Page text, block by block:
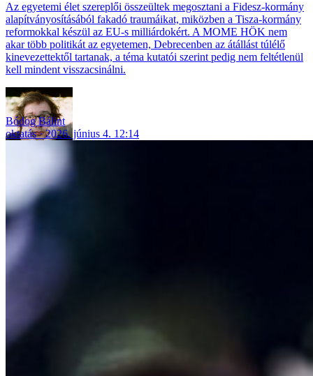
Az egyetemi élet szereplői összeültek megosztani a Fidesz-kormány
alapítványosításából fakadó traumáikat, miközben a Tisza-kormány
reformokkal készül az EU-s milliárdokért. A MOME HÖK nem
akar több politikát az egyetemen, Debrecenben az átállást túlélő
kinevezettektől tartanak, a téma kutatói szerint pedig nem feltétlenül
kell mindent visszacsinálni.
Bódog Bálint
oktatás
2026. június 4. 12:14